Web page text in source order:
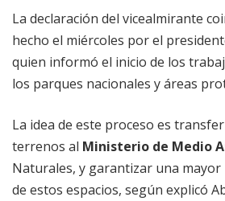
La declaración del vicealmirante
hecho el miércoles por el
quien informó el inicio de los
los parques nacionales y áreas
La idea de este proceso es
terrenos al Ministerio de Medio
Naturales, y garantizar una
de estos espacios, según explicó